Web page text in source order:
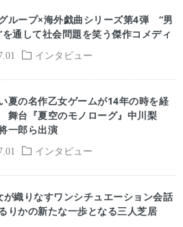
インタビュー
ループ×海外戯曲シリーズ第4弾 “男
通して社会問題を笑う傑作コメディ
インタビュー
夏の名作乙女ゲームが14年の時を経
台『夏空のモノローグ』中川梨
一郎ら出演
が織りなすワンシチュエーション会話
かの新たな一歩となる三人芝居